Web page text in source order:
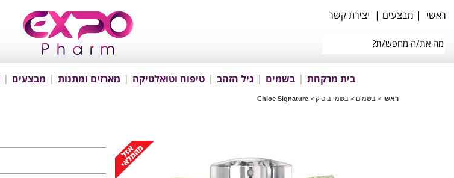
ראשי | מבצעים | יצירת קשר
בית מרקחת בשמים גיל הזהב טיפוח וטואלטיקה מארזים ומתנות מבצעים
ראשי > בשמים > בשמי בוטיק >
Chloe Signature